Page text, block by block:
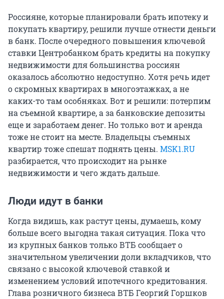
Россияне, которые планировали брать ипотеку и
покупать квартиру, решили лучше отнести деньги
в банк. После очередного повышения ключевой
ставки Центробанком брать кредиты на покупку
недвижимости для большинства россиян
оказалось абсолютно недоступно. Хотя речь идет
о скромных квартирах в многоэтажках, а не
каких-то там особняках. Вот и решили: потерпим
на съемной квартире, а за банковские депозиты
еще и заработаем денег. Но только вот и аренда
тоже не стоит на месте. Владельцы съемных
квартир тоже спешат поднять цены. МSK1.RU
разбирается, что происходит на рынке
недвижимости и чего ждать дальше.
Люди идут в банки
Когда видишь, как растут цены, думаешь, кому
больше всего выгодна такая ситуация. Пока что
из крупных банков только ВТБ сообщает о
значительном увеличении доли вкладчиков, что
связано с высокой ключевой ставкой и
изменением условий ипотечного кредитования.
Глава розничного бизнеса ВТБ Георгий Горшков